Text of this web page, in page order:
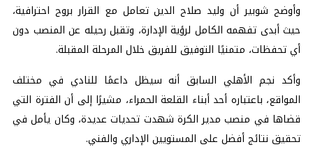
وأوضح شوبير أن وليد صلاح الدين تعامل مع القرار بروح احترافية،
حيث أبدى تفهمه الكامل لرؤية الإدارة، وتقبل رحيله عن المنصب دون
أي تحفظات، متمنيًا التوفيق للفريق خلال المرحلة المقبلة.
وأكد نجم الأهلي السابق أنه سيظل داعمًا للنادي في مختلف
المواقع، باعتباره أحد أبناء القلعة الحمراء، مشيرًا إلى أن الفترة التي
قضاها في منصب مدير الكرة شهدت تحديات عديدة، وكان يأمل في
تحقيق نتائج أفضل على المستويين الإداري والفني.